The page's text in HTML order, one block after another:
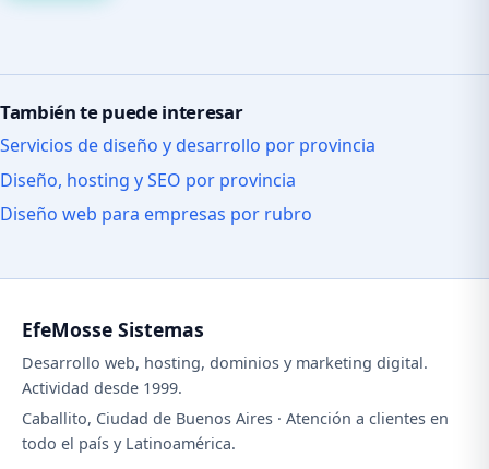
También te puede interesar
Servicios de diseño y desarrollo por provincia
Diseño, hosting y SEO por provincia
Diseño web para empresas por rubro
EfeMosse Sistemas
Desarrollo web, hosting, dominios y marketing digital.
Actividad desde 1999.
Caballito, Ciudad de Buenos Aires · Atención a clientes en
todo el país y Latinoamérica.